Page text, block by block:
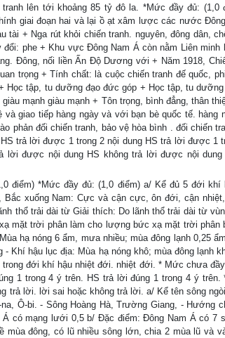
lên tới khoảng 85 tỷ đô la. *Mức đầy đủ:
giai đoạn hai và lại ồ ạt xâm lược các nước
tài + Nga rút khỏi chiến tranh. nguyên, đông dân,
đổi: phe + Khu vực Đông Nam Á còn nằm Liên
Đông, nối liền Ấn Độ Dương với + Năm 1918,
trọng + Tính chất: là cuộc chiến tranh đế quốc,
Học tập, tu dưỡng đạo đức góp + Học tập, tu
mạnh giàu mạnh + Tôn trọng, bình đẳng, thân
và giao tiếp hàng ngày và với bạn bè quốc tế.
phản đối chiến tranh, bảo vệ hòa bình . đối chiến
trả lời được 1 trong 2 nội dung HS trả lời được 1
lời được nội dung HS không trả lời được nội
điểm) *Mức đầy đủ: (1,0 điểm) a/ Kể đủ 5 đới
xuống Nam: Cực và cận cực, ôn đới, cận
thổ trải dài từ Giải thích: Do lãnh thổ trải dài từ
mặt trời phân làm cho lượng bức xạ mặt trời phân
hạ nóng 6 ẩm, mưa nhiều; mùa đông lạnh 0,25
- Khí hậu lục địa: Mùa hạ nóng khô; mùa đông lạnh
trong đới khí hậu nhiệt đới. nhiệt đới. * Mức chưa
1 trong 4 ý trên. HS trả lời đúng 1 trong 4 ý
trả lời. lời sai hoặc không trả lời. a/ Kể tên sông
na, Ô-bi. - Sông Hoàng Hà, Trường Giang, -
có mạng lưới 0,5 b/ Đặc điểm: Đông Nam Á có 7
mùa đông, có lũ nhiều sông lớn, chia 2 mùa lũ và